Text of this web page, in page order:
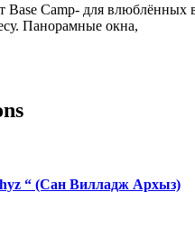
Camp- для влюблённых
Панорамные окна,
“ (Сан Вилладж Архыз)